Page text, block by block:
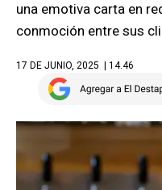
una emotiva carta en
conmoción entre sus
17 DE JUNIO, 2025 | 14.46